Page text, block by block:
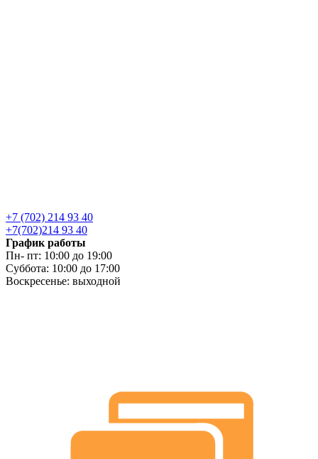
+7 (702) 214 93 40
+7(702)214 93 40
График работы
Пн- пт: 10:00 до 19:00
Суббота: 10:00 до 17:00
Воскресенье: выходной